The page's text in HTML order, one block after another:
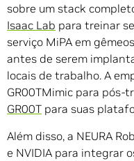
sobre um stack
Isaac Lab para treinar
serviço MiPA em
antes de serem
locais de trabalho. A
GR00TMimic para pós-
GR00T para suas
Além disso, a NEURA
e NVIDIA para integrar